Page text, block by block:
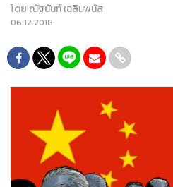
โดยณัฐนันท์ เฉลิมพนัส
06.12.2018